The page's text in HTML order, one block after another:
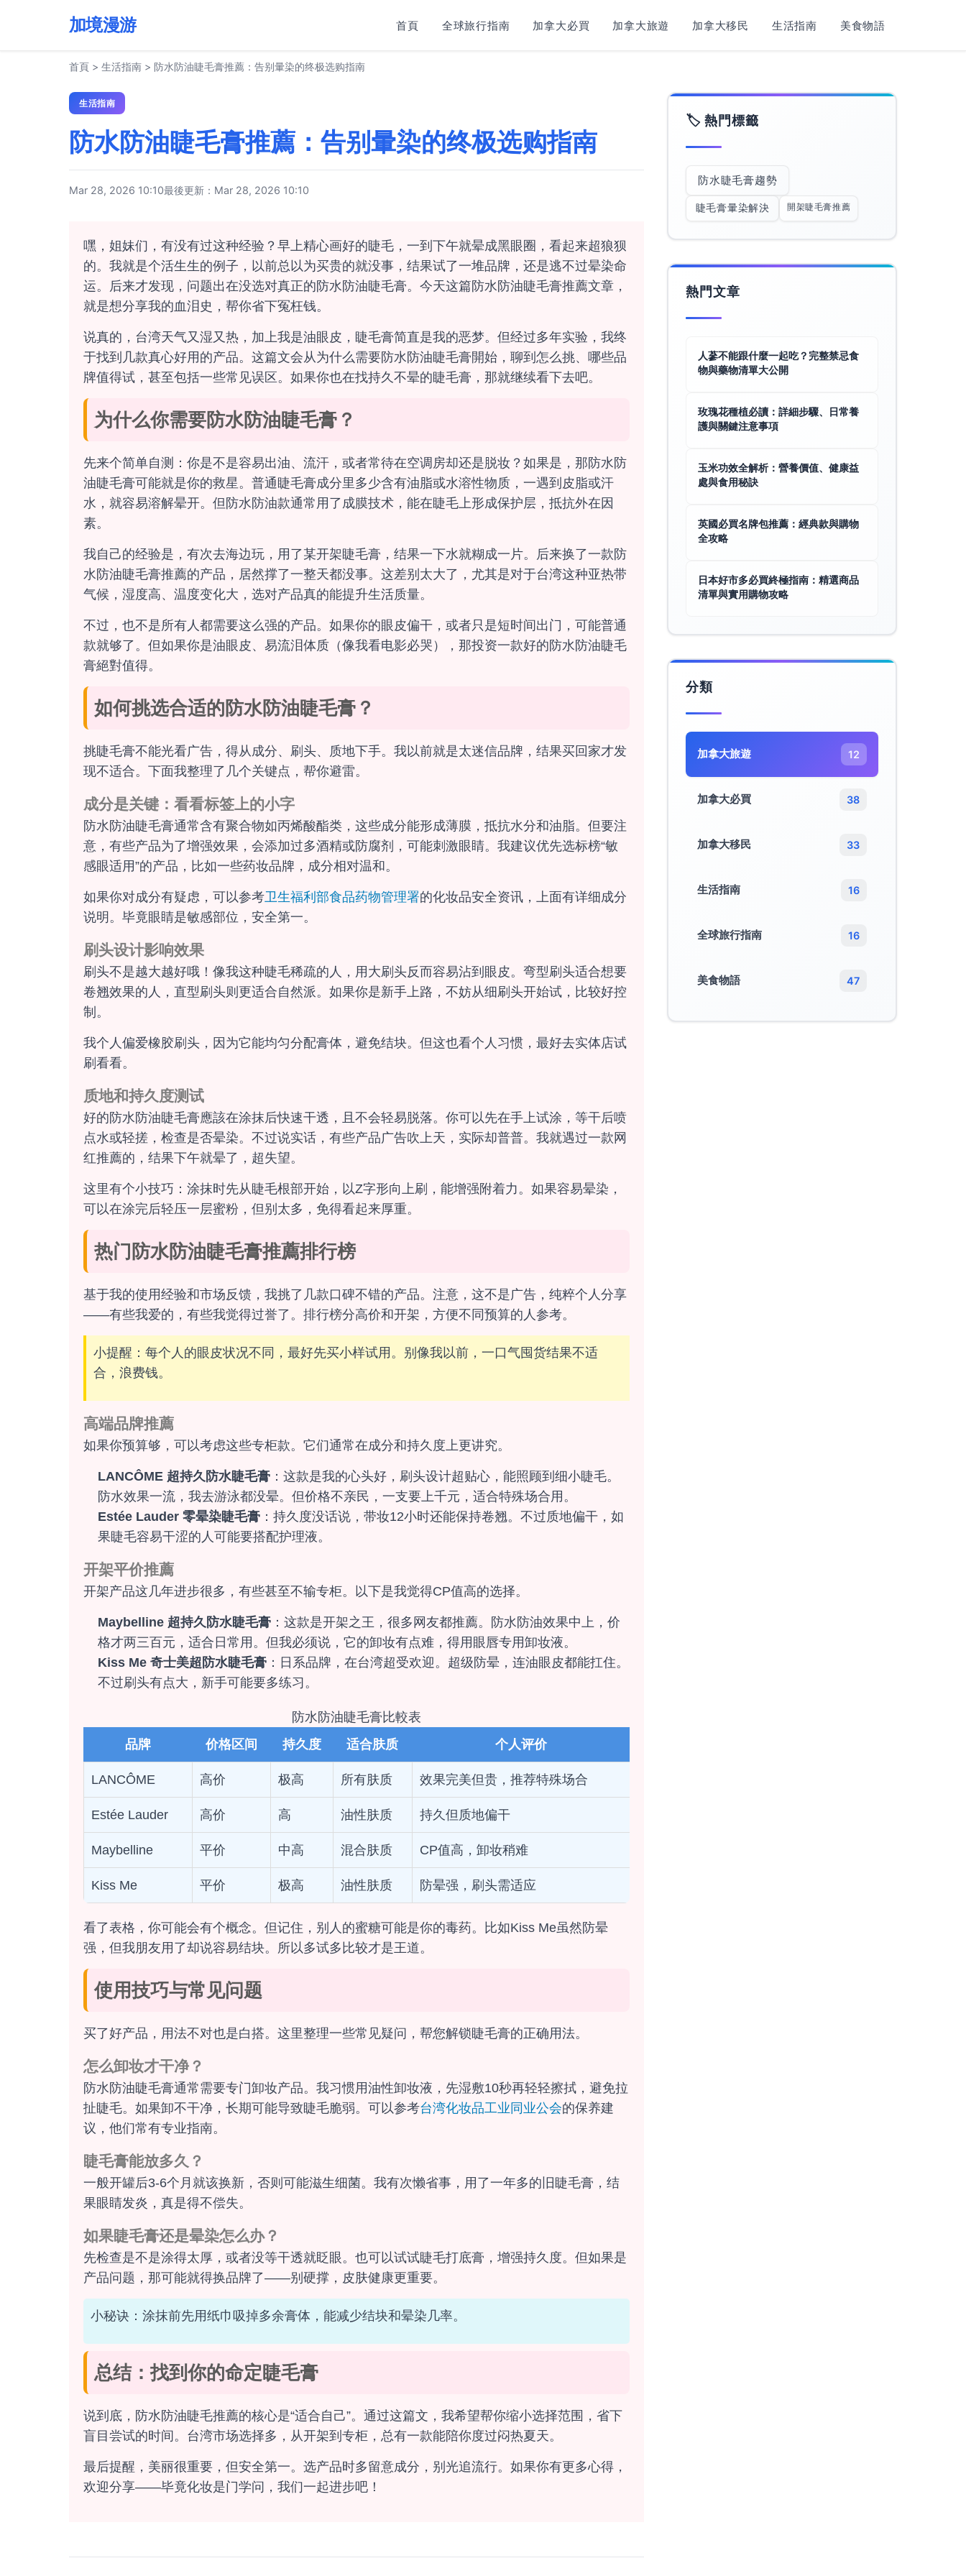
加境漫游 首頁 全球旅行指南 加拿大必買 加拿大旅遊​ 加拿大移民 生活指南 美食物語
首頁 > 生活指南 > 防水防油睫毛膏推薦：告别暈染的终极选购指南
生活指南
防水防油睫毛膏推薦：告别暈染的终极选购指南
Mar 28, 2026 10:10最後更新：Mar 28, 2026 10:10
嘿，姐妹们，有没有过这种经验？早上精心画好的睫毛，一到下午就晕成黑眼圈，看起来超狼狈
的。我就是个活生生的例子，以前总以为买贵的就没事，结果试了一堆品牌，还是逃不过晕染命
运。后来才发现，问题出在没选对真正的防水防油睫毛膏。今天这篇防水防油睫毛膏推薦文章，
就是想分享我的血泪史，帮你省下冤枉钱。
说真的，台湾天气又湿又热，加上我是油眼皮，睫毛膏简直是我的恶梦。但经过多年实验，我终
于找到几款真心好用的产品。这篇文会从为什么需要防水防油睫毛膏開始，聊到怎么挑、哪些品
牌值得试，甚至包括一些常见误区。如果你也在找持久不晕的睫毛膏，那就继续看下去吧。
为什么你需要防水防油睫毛膏？
先来个简单自测：你是不是容易出油、流汗，或者常待在空调房却还是脱妆？如果是，那防水防
油睫毛膏可能就是你的救星。普通睫毛膏成分里多少含有油脂或水溶性物质，一遇到皮脂或汗
水，就容易溶解晕开。但防水防油款通常用了成膜技术，能在睫毛上形成保护层，抵抗外在因
素。
我自己的经验是，有次去海边玩，用了某开架睫毛膏，结果一下水就糊成一片。后来换了一款防
水防油睫毛膏推薦的产品，居然撑了一整天都没事。这差别太大了，尤其是对于台湾这种亚热带
气候，湿度高、温度变化大，选对产品真的能提升生活质量。
不过，也不是所有人都需要这么强的产品。如果你的眼皮偏干，或者只是短时间出门，可能普通
款就够了。但如果你是油眼皮、易流泪体质（像我看电影必哭），那投资一款好的防水防油睫毛
膏絕對值得。
如何挑选合适的防水防油睫毛膏？
挑睫毛膏不能光看广告，得从成分、刷头、质地下手。我以前就是太迷信品牌，结果买回家才发
现不适合。下面我整理了几个关键点，帮你避雷。
成分是关键：看看标签上的小字
防水防油睫毛膏通常含有聚合物如丙烯酸酯类，这些成分能形成薄膜，抵抗水分和油脂。但要注
意，有些产品为了增强效果，会添加过多酒精或防腐剂，可能刺激眼睛。我建议优先选标榜“敏
感眼适用”的产品，比如一些药妆品牌，成分相对温和。
如果你对成分有疑虑，可以参考卫生福利部食品药物管理署的化妆品安全资讯，上面有详细成分
说明。毕竟眼睛是敏感部位，安全第一。
刷头设计影响效果
刷头不是越大越好哦！像我这种睫毛稀疏的人，用大刷头反而容易沾到眼皮。弯型刷头适合想要
卷翘效果的人，直型刷头则更适合自然派。如果你是新手上路，不妨从细刷头开始试，比较好控
制。
我个人偏爱橡胶刷头，因为它能均匀分配膏体，避免结块。但这也看个人习惯，最好去实体店试
刷看看。
质地和持久度测试
好的防水防油睫毛膏應該在涂抹后快速干透，且不会轻易脱落。你可以先在手上试涂，等干后喷
点水或轻搓，检查是否晕染。不过说实话，有些产品广告吹上天，实际却普普。我就遇过一款网
红推薦的，结果下午就晕了，超失望。
这里有个小技巧：涂抹时先从睫毛根部开始，以Z字形向上刷，能增强附着力。如果容易晕染，
可以在涂完后轻压一层蜜粉，但别太多，免得看起来厚重。
热门防水防油睫毛膏推薦排行榜
基于我的使用经验和市场反馈，我挑了几款口碑不错的产品。注意，这不是广告，纯粹个人分享
——有些我爱的，有些我觉得过誉了。排行榜分高价和开架，方便不同预算的人参考。
小提醒：每个人的眼皮状况不同，最好先买小样试用。别像我以前，一口气囤货结果不适
合，浪费钱。
高端品牌推薦
如果你预算够，可以考虑这些专柜款。它们通常在成分和持久度上更讲究。
LANCÔME 超持久防水睫毛膏 ：这款是我的心头好，刷头设计超贴心，能照顾到细小睫毛。
防水效果一流，我去游泳都没晕。但价格不亲民，一支要上千元，适合特殊场合用。
Estée Lauder 零晕染睫毛膏 ：持久度没话说，带妆12小时还能保持卷翘。不过质地偏干，如
果睫毛容易干涩的人可能要搭配护理液。
开架平价推薦
开架产品这几年进步很多，有些甚至不输专柜。以下是我觉得CP值高的选择。
Maybelline 超持久防水睫毛膏 ：这款是开架之王，很多网友都推薦。防水防油效果中上，价
格才两三百元，适合日常用。但我必须说，它的卸妆有点难，得用眼唇专用卸妆液。
Kiss Me 奇士美超防水睫毛膏 ：日系品牌，在台湾超受欢迎。超级防晕，连油眼皮都能扛住。
不过刷头有点大，新手可能要多练习。
防水防油睫毛膏比較表
品牌
价格区间 持久度 适合肤质 个人评价
LANCÔME 高价 极高 所有肤质 效果完美但贵，推荐特殊场合
Estée Lauder 高价 高 油性肤质 持久但质地偏干
Maybelline 平价 中高 混合肤质 CP值高，卸妆稍难
Kiss Me 平价 极高 油性肤质 防晕强，刷头需适应
看了表格，你可能会有个概念。但记住，别人的蜜糖可能是你的毒药。比如Kiss Me虽然防晕
强，但我朋友用了却说容易结块。所以多试多比较才是王道。
使用技巧与常见问题
买了好产品，用法不对也是白搭。这里整理一些常见疑问，帮您解锁睫毛膏的正确用法。
怎么卸妆才干净？
防水防油睫毛膏通常需要专门卸妆产品。我习惯用油性卸妆液，先湿敷10秒再轻轻擦拭，避免拉
扯睫毛。如果卸不干净，长期可能导致睫毛脆弱。可以参考台湾化妆品工业同业公会的保养建
议，他们常有专业指南。
睫毛膏能放多久？
一般开罐后3-6个月就该换新，否则可能滋生细菌。我有次懒省事，用了一年多的旧睫毛膏，结
果眼睛发炎，真是得不偿失。
如果睫毛膏还是晕染怎么办？
先检查是不是涂得太厚，或者没等干透就眨眼。也可以试试睫毛打底膏，增强持久度。但如果是
产品问题，那可能就得换品牌了——别硬撑，皮肤健康更重要。
小秘诀：涂抹前先用纸巾吸掉多余膏体，能减少结块和晕染几率。
总结：找到你的命定睫毛膏
说到底，防水防油睫毛推薦的核心是“适合自己”。通过这篇文，我希望帮你缩小选择范围，省下
盲目尝试的时间。台湾市场选择多，从开架到专柜，总有一款能陪你度过闷热夏天。
最后提醒，美丽很重要，但安全第一。选产品时多留意成分，别光追流行。如果你有更多心得，
欢迎分享——毕竟化妆是门学问，我们一起进步吧！
🏷️ 熱門標籤
防水睫毛膏趨勢
睫毛膏暈染解決 開架睫毛膏推薦
熱門文章
人蔘不能跟什麼一起吃？完整禁忌食
物與藥物清單大公開
玫瑰花種植必讀：詳細步驟、日常養
護與關鍵注意事項
玉米功效全解析：營養價值、健康益
處與食用秘訣
英國必買名牌包推薦：經典款與購物
全攻略
日本好市多必買終極指南：精選商品
清單與實用購物攻略
分類
加拿大旅遊​ 12
加拿大必買 38
加拿大移民 33
生活指南 16
全球旅行指南 16
美食物語 47